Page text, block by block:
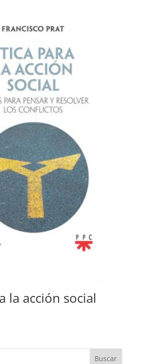
la acción social